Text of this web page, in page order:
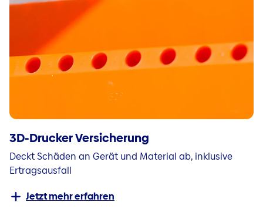
3D-Drucker Versicherung
Deckt Schäden an Gerät und Material ab, inklusive
Ertragsausfall
Jetzt mehr erfahren